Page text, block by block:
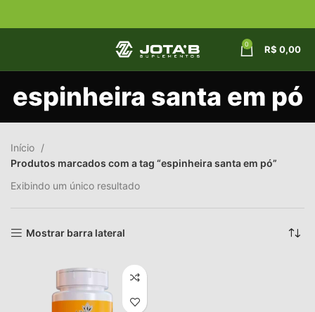
0 R$ 0,00
espinheira santa em pó
Início
Produtos marcados com a tag “espinheira santa em pó”
Exibindo um único resultado
Mostrar barra lateral